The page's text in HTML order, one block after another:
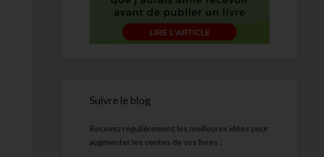
Suivre le blog
Recevez régulièrement les meilleures idées pour
augmenter les ventes de vos livres :